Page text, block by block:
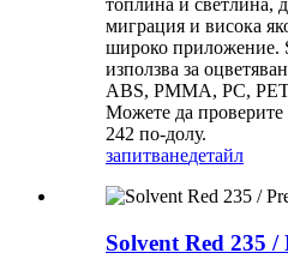
топлина и светлина,
миграция и висока
широко приложение.
използва за
ABS, PMMA, PC,
Можете да
242 по-долу.
запитванедетайл
Solvent Red 235 /